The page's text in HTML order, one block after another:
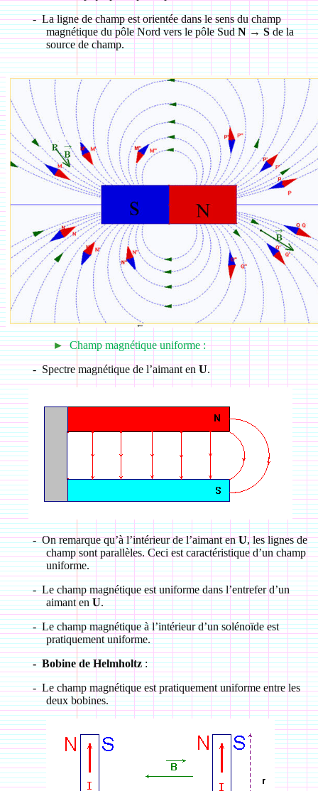
- La ligne de champ est orientée dans le sens du champ
magnétique du pôle Nord vers le pôle SudN → Sde la
source de champ.
► Champ magnétique uniforme :
- Spectre magnétique de l’aimant enU.
- On remarque qu’à l’intérieur de l’aimant enU, les lignes de
champ sont parallèles. Ceci est caractéristique d’un champ
uniforme.
- Le champ magnétique est uniforme dans l’entrefer d’un
aimant enU.
- Le champ magnétique à l’intérieur d’un solénoïde est
pratiquement uniforme.
- Bobine de Helmholtz:
- Le champ magnétique est pratiquement uniforme entre les
deux bobines.